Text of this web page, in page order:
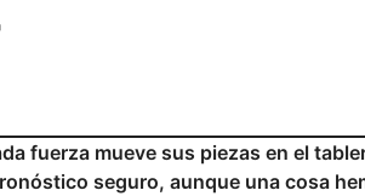
fuerza mueve sus piezas en el
seguro, aunque una cosa